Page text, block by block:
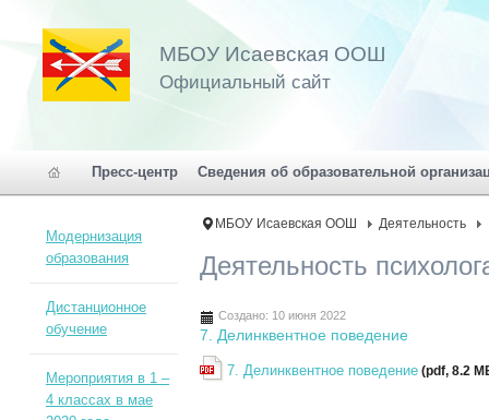
МБОУ Исаевская ООШ
Официальный сайт
Пресс-центр Сведения об образовательной
МБОУ Исаевская ООШ Деятельность
Деятельность
Создано: 10 июня 2022
7. Делинквентное поведение
7. Делинквентное поведение (pdf, 8.2
Модернизация
образования
Дистанционное
обучение
Мероприятия в 1 –
4 классах в мае